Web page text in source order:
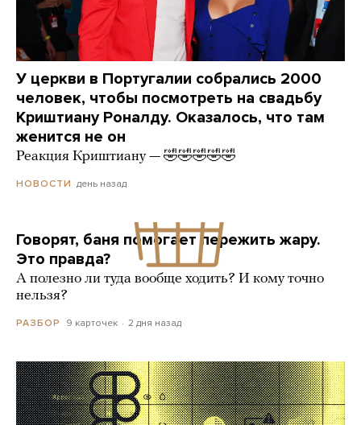
У церкви в Португалии собрались 2000
человек, чтобы посмотреть на свадьбу
Криштиану Роналду. Оказалось, что там
женится не он
Реакция Криштиану — 🤣🤣🤣🤣🤣
НОВОСТИ день назад
Говорят, баня помогает пережить жару.
Это правда?
А полезно ли туда вообще ходить? И кому точно
нельзя?
РАЗБОР 9 карточек 2 дня назад